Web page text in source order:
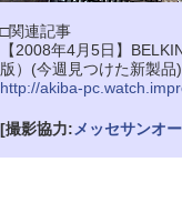
□関連記事
【2008年4月5日】
版）(今週見つけた新製品)
http://akiba-
[撮影協力: メッセサンオ